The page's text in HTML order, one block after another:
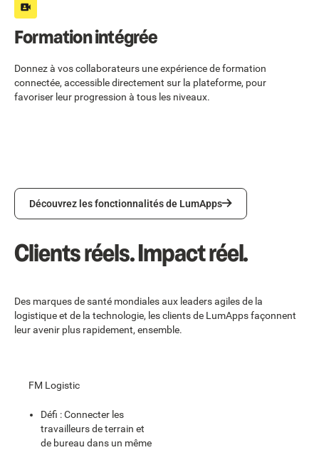
Formation intégrée
Donnez à vos collaborateurs une expérience de formation
connectée, accessible directement sur la plateforme, pour
favoriser leur progression à tous les niveaux.
Découvrez les fonctionnalités de LumApps
Découvrez les fonctionnalités de LumApps
Clients réels. Impact réel.
Des marques de santé mondiales aux leaders agiles de la
logistique et de la technologie, les clients de LumApps façonnent
leur avenir plus rapidement, ensemble.
FM Logistic
Défi : Connecter les
travailleurs de terrain et
de bureau dans un même